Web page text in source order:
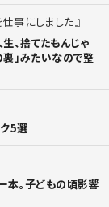
事にしました
、捨てたもんじゃ
」みたいなので整
5選
本。子どもの頃影響